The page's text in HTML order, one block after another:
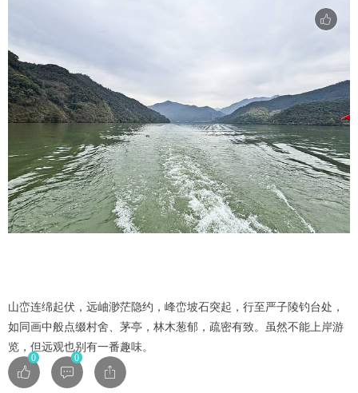
山峦连绵起伏，远岫渺茫隐约，峰峦坡石突起，行至严子陵钓台处，
如同画中般点缀村舍、茅亭，林木葱郁，疏密有致。虽然不能上岸游
览，但远观也别有一番趣味。
0 0